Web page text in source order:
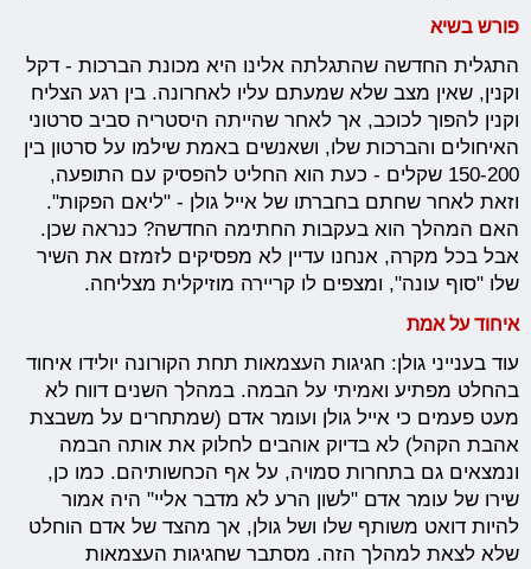
פורש בשיא
התגלית החדשה שהתגלתה אלינו היא מכונת הברכות - דקל
וקנין, שאין מצב שלא שמעתם עליו לאחרונה. בין רגע הצליח
וקנין להפוך לכוכב, אך לאחר שהייתה היסטריה סביב סרטוני
האיחולים והברכות שלו, ושאנשים באמת שילמו על סרטון בין
150-200 שקלים - כעת הוא החליט להפסיק עם התופעה,
וזאת לאחר שחתם בחברתו של אייל גולן - "ליאם הפקות".
האם המהלך הוא בעקבות החתימה החדשה? כנראה שכן.
אבל בכל מקרה, אנחנו עדיין לא מפסיקים לזמזם את השיר
שלו "סוף עונה", ומצפים לו קריירה מוזיקלית מצליחה.
איחוד על אמת
עוד בענייני גולן: חגיגות העצמאות תחת הקורונה יולידו איחוד
בהחלט מפתיע ואמיתי על הבמה. במהלך השנים דווח לא
מעט פעמים כי אייל גולן ועומר אדם (שמתחרים על משבצת
אהבת הקהל) לא בדיוק אוהבים לחלוק את אותה הבמה
ונמצאים גם בתחרות סמויה, על אף הכחשותיהם. כמו כן,
שירו של עומר אדם "לשון הרע לא מדבר אליי" היה אמור
להיות דואט משותף שלו ושל גולן, אך מהצד של אדם הוחלט
שלא לצאת למהלך הזה. מסתבר שחגיגות העצמאות